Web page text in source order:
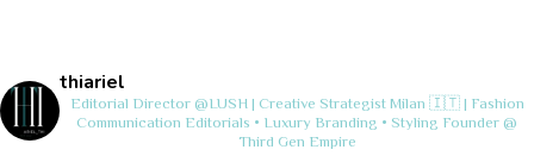
thiariel
Editorial Director @LUSH | Creative StrategistMilan 🇮🇹 | Fashion
Communication Editorials • Luxury Branding • Styling Founder @
Third Gen Empire